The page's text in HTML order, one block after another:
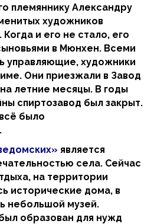
племяннику Александру
художников
и его не стало, его
в Мюнхен. Всеми
управляющие, художники
Они приезжали в Завод
летние месяцы. В годы
спиртозавод был закрыт.
было
является
села. Сейчас
на территории
исторические дома, в
небольшой музей.
образован для нужд